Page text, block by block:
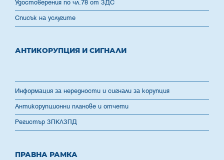
Удостоверения по чл.78 от ЗДС
Списък на услугите
АНТИКОРУПЦИЯ И СИГНАЛИ
Информация за нередности и сигнали за корупция
Антикорупционни планове и отчети
Регистър ЗПКЛЗПД
ПРАВНА РАМКА